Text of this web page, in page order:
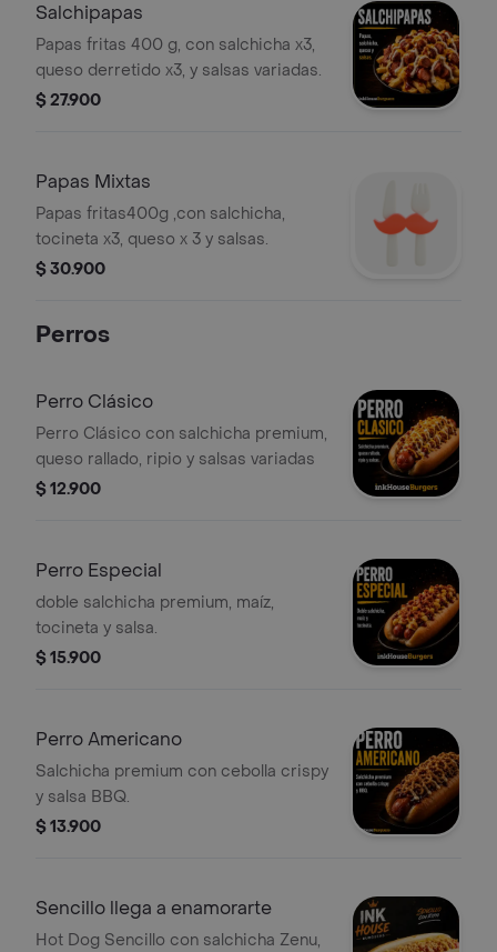
Salchipapas
Papas fritas 400 g, con salchicha x3,
queso derretido x3, y salsas variadas.
$ 27.900
Papas Mixtas
Papas fritas400g ,con salchicha,
tocineta x3, queso x 3 y salsas.
$ 30.900
Perros
Perro Clásico
Perro Clásico con salchicha premium,
queso rallado, ripio y salsas variadas
$ 12.900
Perro Especial
doble salchicha premium, maíz,
tocineta y salsa.
$ 15.900
Perro Americano
Salchicha premium con cebolla crispy
y salsa BBQ.
$ 13.900
Sencillo llega a enamorarte
Hot Dog Sencillo con salchicha Zenu,